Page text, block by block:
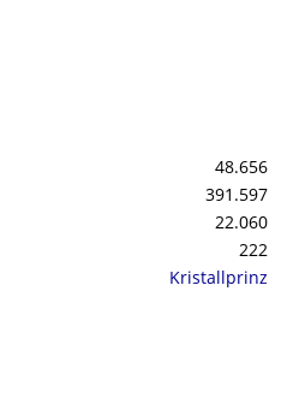
48.656
391.597
22.060
222
Kristallprinz